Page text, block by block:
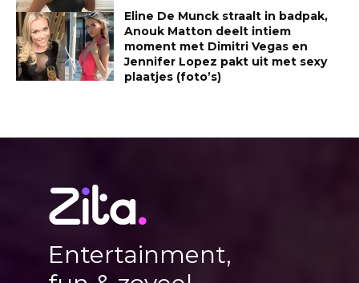
Eline De Munck straalt in badpak,
Anouk Matton deelt intiem
moment met Dimitri Vegas en
Jennifer Lopez pakt uit met sexy
plaatjes (foto’s)
Entertainment,